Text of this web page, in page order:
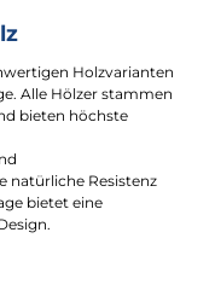
Holzvarianten
Alle Hölzer stammen
bieten höchste
natürliche Resistenz
bietet eine